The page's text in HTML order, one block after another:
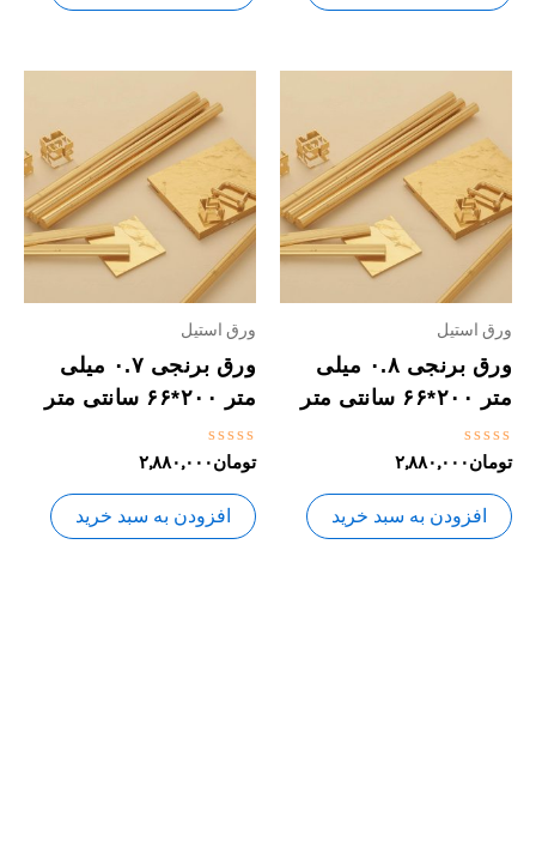
ورق استیل
ورق برنجی ۰.۸ میلی
متر ۲۰۰*۶۶ سانتی متر
نمره
0
از
5
تومان۲,۸۸۰,۰۰۰
افزودن به سبد خرید
ورق استیل
ورق برنجی ۰.۷ میلی
متر ۲۰۰*۶۶ سانتی متر
نمره
0
از
5
تومان۲,۸۸۰,۰۰۰
افزودن به سبد خرید